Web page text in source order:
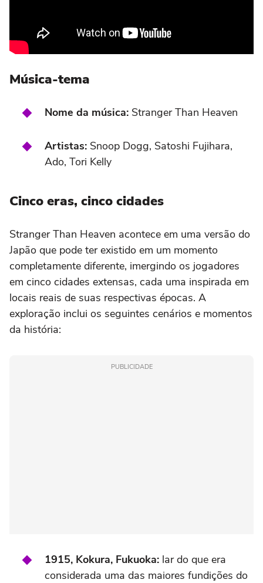
Música-tema
Nome da música: Stranger Than Heaven
Artistas: Snoop Dogg, Satoshi Fujihara,
Ado, Tori Kelly
Cinco eras, cinco cidades
Stranger Than Heaven acontece em uma versão do
Japão que pode ter existido em um momento
completamente diferente, imergindo os jogadores
em cinco cidades extensas, cada uma inspirada em
locais reais de suas respectivas épocas. A
exploração inclui os seguintes cenários e momentos
da história:
PUBLICIDADE
1915, Kokura, Fukuoka: lar do que era
considerada uma das maiores fundições do